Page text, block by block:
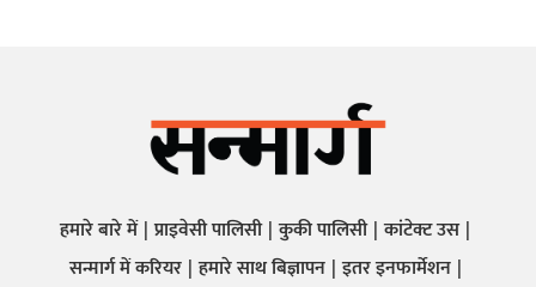
हमारे बारे में प्राइवेसी पालिसी कुकी पालिसी कांटेक्ट उस
सन्मार्ग में करियर हमारे साथ बिज्ञापन इतर इनफार्मेशन